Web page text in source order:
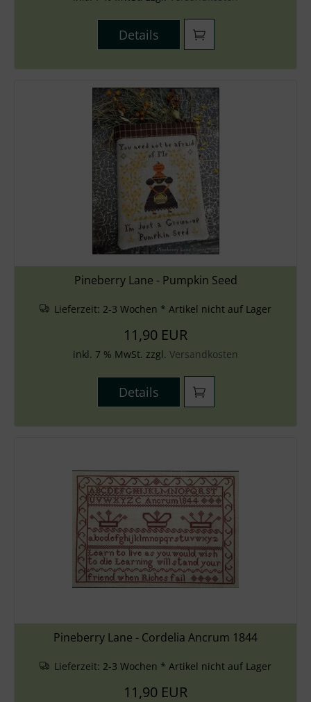
Details
Pineberry Lane - Pumpkin Seed
Lieferzeit: 2-3 Wochen * Artikel nicht auf Lager
11,90 EUR
inkl. 7 % MwSt. zzgl. Versandkosten
Details
Pineberry Lane - Cordelia Ancrum 1844
Lieferzeit: 2-3 Wochen * Artikel nicht auf Lager
11,90 EUR